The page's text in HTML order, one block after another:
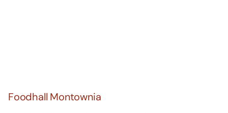
Foodhall Montownia